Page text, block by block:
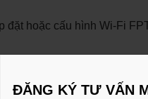
đặt hoặc cấu hình Wi-Fi
ĐĂNG KÝ TƯ VẤN